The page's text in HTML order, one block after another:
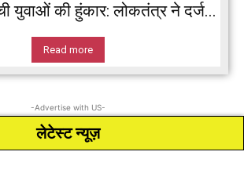
युवाओं की हुंकार: लोकतंत्र ने दर्ज...
Read more
-Advertise with US-
लेटेस्ट न्यूज़